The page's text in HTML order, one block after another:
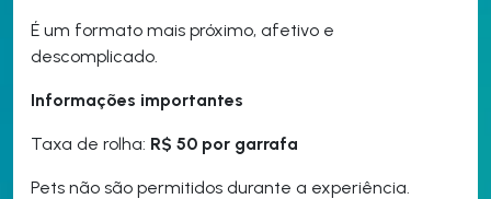
É um formato mais próximo, afetivo e
descomplicado.
Informações importantes
Taxa de rolha: R$ 50 por garrafa
Pets não são permitidos durante a experiência.